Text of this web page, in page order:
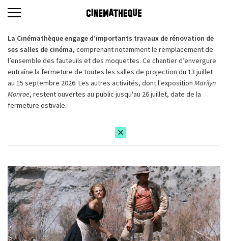
La Cinémathèque engage d’importants travaux de rénovation de
ses salles de cinéma, comprenant notamment le remplacement de
l’ensemble des fauteuils et des moquettes. Ce chantier d’envergure
entraîne la fermeture de toutes les salles de projection du 13 juillet
au 15 septembre 2026. Les autres activités, dont l'exposition Marilyn
Monroe, restent ouvertes au public jusqu'au 26 juillet, date de la
fermeture estivale.